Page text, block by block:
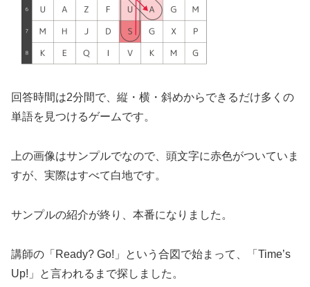
回答時間は2分間で、縦・横・斜めからできるだけ多くの
単語を見つけるゲームです。
上の画像はサンプルでなので、頭文字に赤色がついていま
すが、実際はすべて白地です。
サンプルの紹介が終り、本番になりました。
講師の「Ready? Go!」という合図で始まって、「Time’s
Up!」と言われるまで探しました。